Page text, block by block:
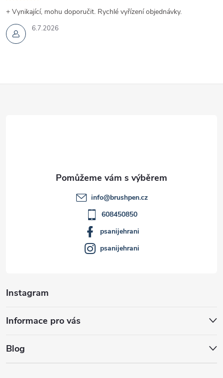
6.7.2026
+ Vynikající, mohu doporučit. Rychlé vyřízení objednávky.
Instagram
Informace pro vás
Blog
info@brushpen.cz
608450850
psanijehrani
psanijehrani